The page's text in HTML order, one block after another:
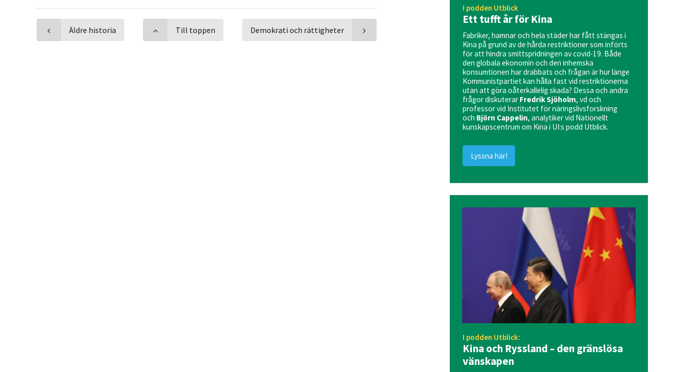
I podden Utblick
Ett tufft år för Kina
Fabriker, hamnar och hela städer har fått stängas i
Kina på grund av de hårda restriktioner som införts
för att hindra smittspridningen av covid-19. Både
den globala ekonomin och den inhemska
konsumtionen har drabbats och frågan är hur länge
Kommunistpartiet kan hålla fast vid restriktionerna
utan att göra oåterkallelig skada? Dessa och andra
frågor diskuterar Fredrik Sjöholm, vd och
professor vid Institutet för näringslivsforskning
och Björn Cappelin, analytiker vid Nationellt
kunskapscentrum om Kina i UI:s podd Utblick.
Lyssna här!
I podden Utblick:
Kina och Ryssland – den gränslösa
vänskapen
Äldre historia Demokrati och rättigheter
Till toppen